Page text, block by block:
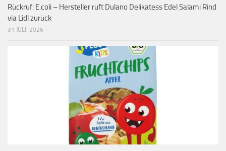
Rückruf: E.coli – Hersteller ruft Dulano Delikatess Edel Salami Rind
via Lidl zurück
31 JULI, 2026